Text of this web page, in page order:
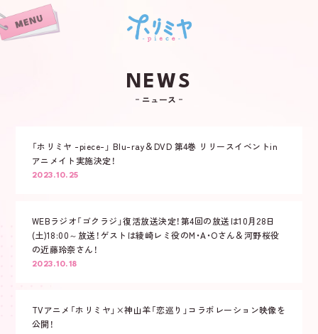
NEWS
NEWS
ニュース
「ホリミヤ -piece-」 Blu-ray＆DVD 第4巻 リリースイベントin
アニメイト実施決定！
2023.10.25
WEBラジオ「ゴクラジ」復活放送決定！第4回の放送は10月28日
(土)18:00～放送！ゲストは綾崎レミ役のM・A・Oさん＆河野桜役
の近藤玲奈さん！
2023.10.18
TVアニメ「ホリミヤ」×神山羊「恋巡り」コラボレーション映像を
公開！